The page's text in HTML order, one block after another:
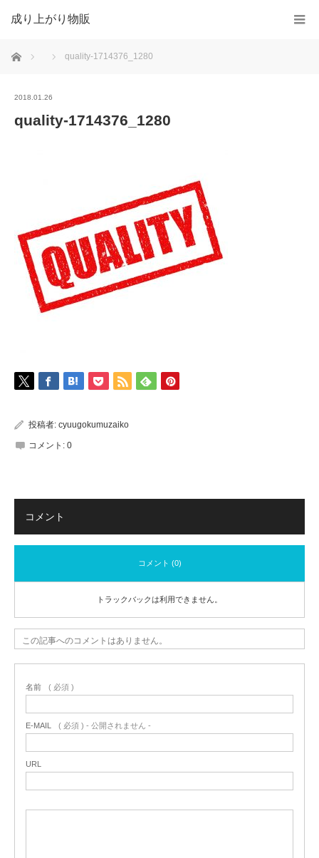
成り上がり物販
ホーム quality-1714376_1280
2018.01.26
quality-1714376_1280
投稿者: cyuugokumuzaiko
コメント: 0
コメント
コメント (0)
トラックバックは利用できません。
この記事へのコメントはありません。
名前 ( 必須 )
E-MAIL ( 必須 ) - 公開されません -
URL